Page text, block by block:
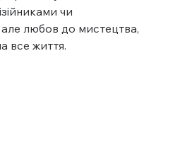
чи
любов до мистецтва,
все життя.